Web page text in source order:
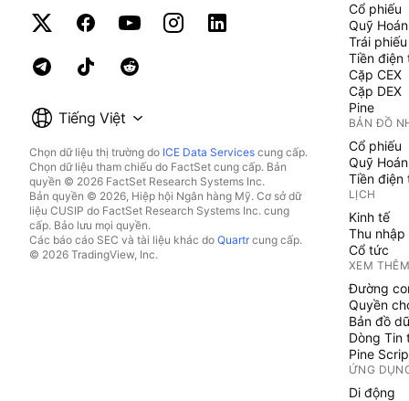
Tiếng Việt
Chọn dữ liệu thị trường do ICE Data Services cung cấp.
Chọn dữ liệu tham chiếu do FactSet cung cấp. Bản
quyền © 2026 FactSet Research Systems Inc.
Bản quyền © 2026, Hiệp hội Ngân hàng Mỹ. Cơ sở dữ
liệu CUSIP do FactSet Research Systems Inc. cung
cấp. Bảo lưu mọi quyền.
Các báo cáo SEC và tài liệu khác do Quartrcung cấp.
© 2026 TradingView, Inc.
Cổ phiếu
Quỹ
Trái phiếu
Tiền điện
Cặp CEX
Cặp DEX
Pine
BẢN ĐỒ
Cổ phiếu
Quỹ
Tiền điện
LỊCH
Kinh tế
Thu nhập
Cổ tức
XEM
Đường
Quyền
Bản đồ
Dòng Tin
Pine
ỨNG
Di động